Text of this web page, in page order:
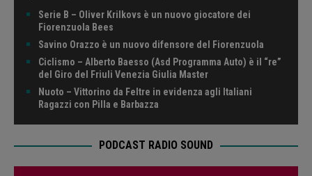
Serie B – Oliver Krilkovs è un nuovo giocatore dei
Fiorenzuola Bees
Savino Orazzo è un nuovo difensore del Fiorenzuola
Ciclismo – Alberto Baesso (Asd Programma Auto) è il “re”
del Giro del Friuli Venezia Giulia Master
Nuoto – Vittorino da Feltre in evidenza agli Italiani
Ragazzi con Pilla e Barbazza
PODCAST RADIO SOUND